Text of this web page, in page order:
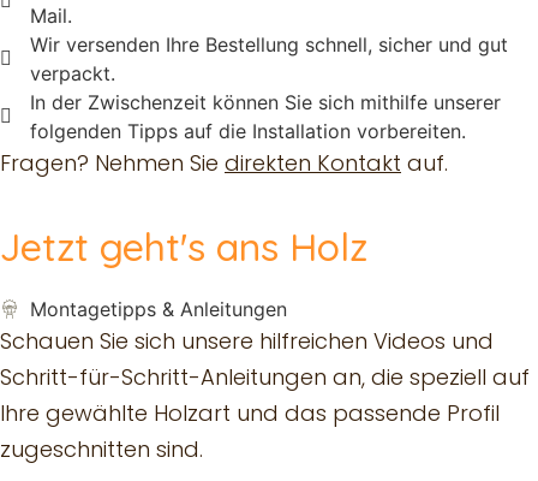
Mail.
Wir versenden Ihre Bestellung schnell, sicher und gut
verpackt.
In der Zwischenzeit können Sie sich mithilfe unserer
folgenden Tipps auf die Installation vorbereiten.
Fragen? Nehmen Sie direkten Kontakt auf.
Jetzt geht's ans Holz
Montagetipps & Anleitungen
Schauen Sie sich unsere hilfreichen Videos und
Schritt-für-Schritt-Anleitungen an, die speziell auf
Ihre gewählte Holzart und das passende Profil
zugeschnitten sind.